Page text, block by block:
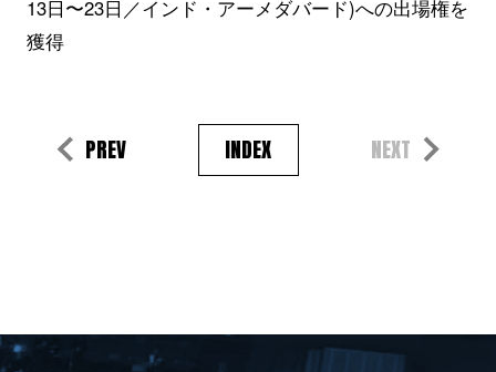
13日〜23日／インド・アーメダバード)への出場権を
獲得
PREV INDEX NEXT